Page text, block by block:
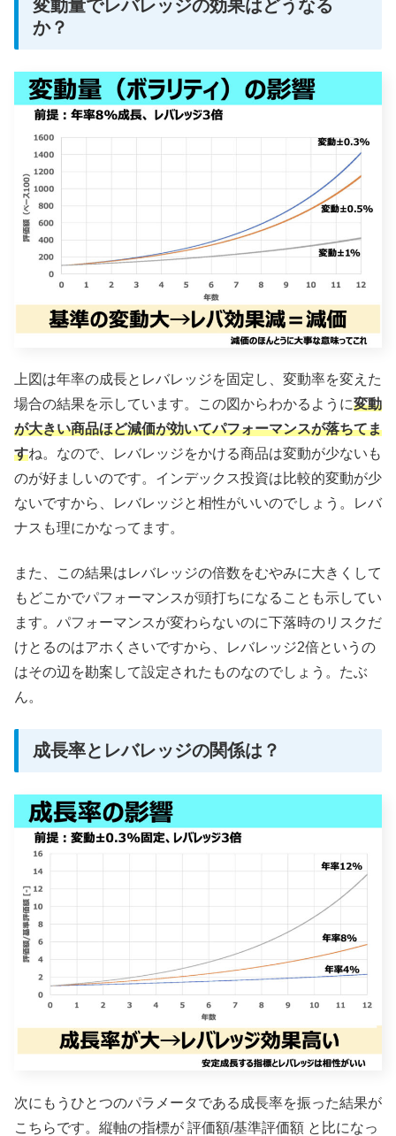
変動量でレバレッジの効果はどうなる
か？
上図は年率の成長とレバレッジを固定し、変動率を変えた
場合の結果を示しています。この図からわかるように変動
が大きい商品ほど減価が効いてパフォーマンスが落ちてま
すね。なので、レバレッジをかける商品は変動が少ないも
のが好ましいのです。インデックス投資は比較的変動が少
ないですから、レバレッジと相性がいいのでしょう。レバ
ナスも理にかなってます。
また、この結果はレバレッジの倍数をむやみに大きくして
もどこかでパフォーマンスが頭打ちになることも示してい
ます。パフォーマンスが変わらないのに下落時のリスクだ
けとるのはアホくさいですから、レバレッジ2倍というの
はその辺を勘案して設定されたものなのでしょう。たぶ
ん。
成長率とレバレッジの関係は？
次にもうひとつのパラメータである成長率を振った結果が
こちらです。縦軸の指標が 評価額/基準評価額 と比になっ